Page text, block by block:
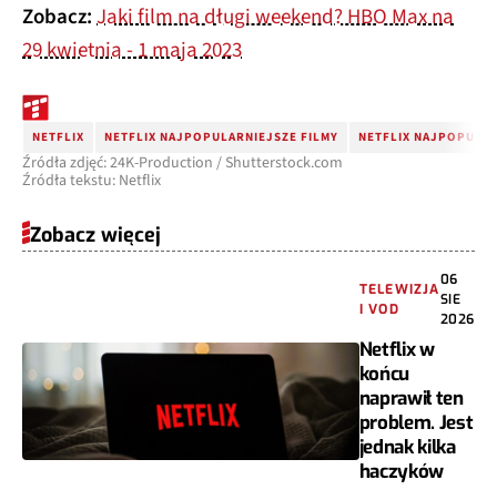
Zobacz:Jaki film na długi weekend? HBO Max na
29 kwietnia - 1 maja 2023
NETFLIX NETFLIX NAJPOPULARNIEJSZE FILMY NETFLIX
Źródła zdjęć: 24K-Production / Shutterstock.com
Źródła tekstu: Netflix
Zobacz więcej
TELEWIZJA
I VOD
06
SIE
2026
Netflix w
końcu
naprawił ten
problem. Jest
jednak kilka
haczyków